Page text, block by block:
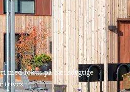
med fokus på bæredygtige
trives